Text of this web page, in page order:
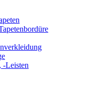
-Leisten